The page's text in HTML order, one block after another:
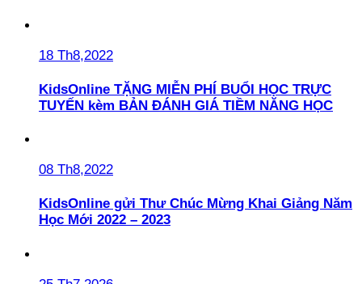
18 Th8,2022
KidsOnline TẶNG MIỄN PHÍ BUỔI HỌC TRỰC
TUYẾN kèm BẢN ĐÁNH GIÁ TIỀM NĂNG HỌC
08 Th8,2022
KidsOnline gửi Thư Chúc Mừng Khai Giảng Năm
Học Mới 2022 – 2023